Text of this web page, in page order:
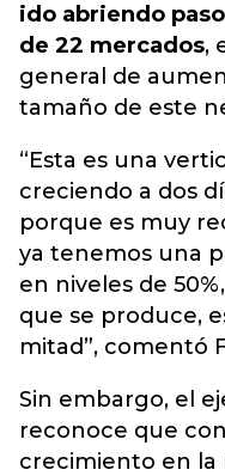
ido abriendo
de 22 mercados,
general de
tamaño de este
“Esta es una
creciendo a dos
porque es muy
ya tenemos una
en niveles de
que se produce,
mitad”, comentó
Sin embargo, el
reconoce que
crecimiento en